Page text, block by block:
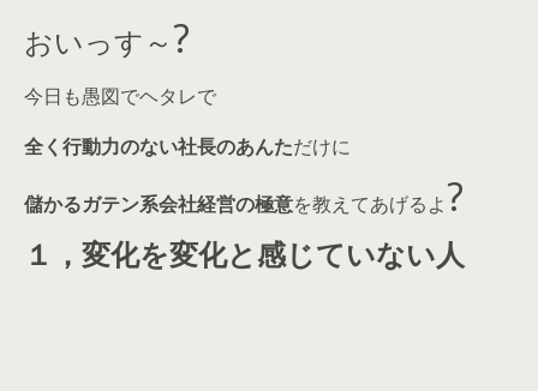
おいっす～?
今日も愚図でヘタレで
全く行動力のない社長のあんただけに
儲かるガテン系会社経営の極意を教えてあげるよ?
１，変化を変化と感じていない人